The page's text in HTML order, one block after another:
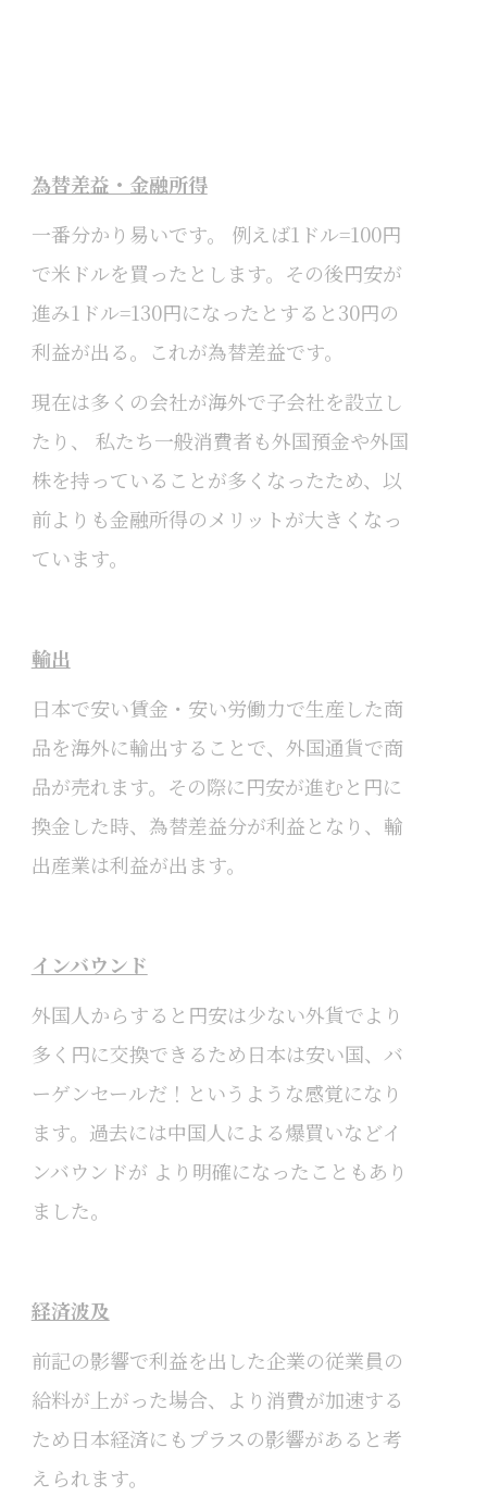
為替差益・金融所得
一番分かり易いです。 例えば1ドル=100円
で米ドルを買ったとします。その後円安が
進み1ドル=130円になったとすると30円の
利益が出る。これが為替差益です。
現在は多くの会社が海外で子会社を設立し
たり、 私たち一般消費者も外国預金や外国
株を持っていることが多くなったため、以
前よりも金融所得のメリットが大きくなっ
ています。
輸出
日本で安い賃金・安い労働力で生産した商
品を海外に輸出することで、外国通貨で商
品が売れます。その際に円安が進むと円に
換金した時、為替差益分が利益となり、輸
出産業は利益が出ます。
インバウンド
外国人からすると円安は少ない外貨でより
多く円に交換できるため日本は安い国、バ
ーゲンセールだ！というような感覚になり
ます。過去には中国人による爆買いなどイ
ンバウンドが より明確になったこともあり
ました。
経済波及
前記の影響で利益を出した企業の従業員の
給料が上がった場合、より消費が加速する
ため日本経済にもプラスの影響があると考
えられます。